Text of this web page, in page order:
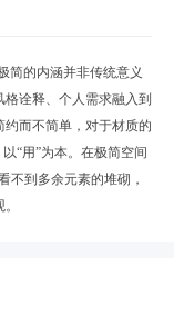
简的内涵并非传统意义
诠释、个人需求融入到
而不简单，对于材质的
“用”为本。在极简空间
不到多余元素的堆砌，